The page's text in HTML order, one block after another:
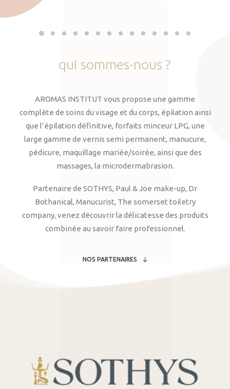
qui sommes-nous ?
AROMAS INSTITUT vous propose une gamme
complète de soins du visage et du corps, épilation ainsi
que l’épilation définitive, forfaits minceur LPG, une
large gamme de vernis semi permanent, manucure,
pédicure, maquillage mariée/soirée, ainsi que des
massages, la microdermabrasion.
Partenaire de SOTHYS, Paul & Joe make-up, Dr
Bothanical, Manucurist, The somerset toiletry
company, venez découvrir la délicatesse des produits
combinée au savoir faire professionnel.
NOS PARTENAIRES